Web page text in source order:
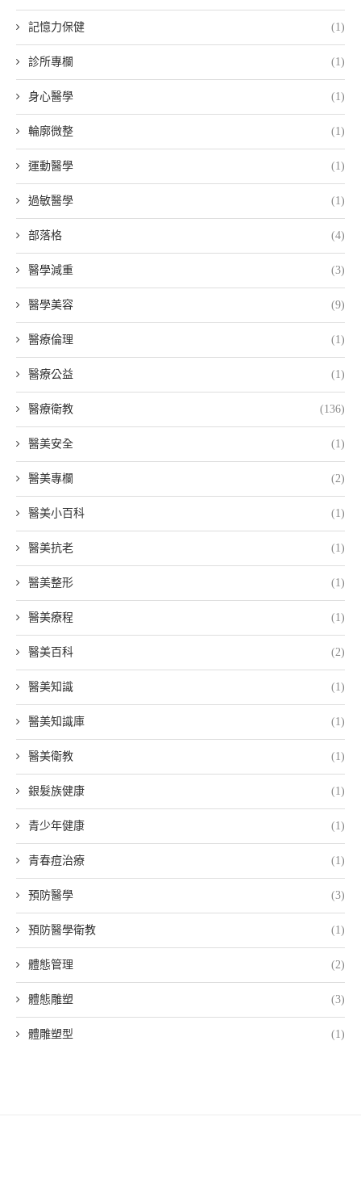
記憶力保健 (1)
診所專欄 (1)
身心醫學 (1)
輪廓微整 (1)
運動醫學 (1)
過敏醫學 (1)
部落格 (4)
醫學減重 (3)
醫學美容 (9)
醫療倫理 (1)
醫療公益 (1)
醫療衛教 (136)
醫美安全 (1)
醫美專欄 (2)
醫美小百科 (1)
醫美抗老 (1)
醫美整形 (1)
醫美療程 (1)
醫美百科 (2)
醫美知識 (1)
醫美知識庫 (1)
醫美衛教 (1)
銀髮族健康 (1)
青少年健康 (1)
青春痘治療 (1)
預防醫學 (3)
預防醫學衛教 (1)
體態管理 (2)
體態雕塑 (3)
體雕塑型 (1)